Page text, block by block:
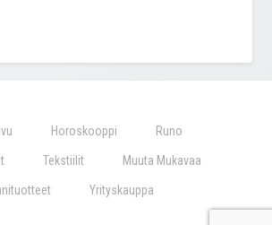
Horoskooppi Runo
Tekstiilit Muuta Mukavaa
Yrityskauppa